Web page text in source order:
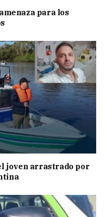
para los
joven arrastrado por